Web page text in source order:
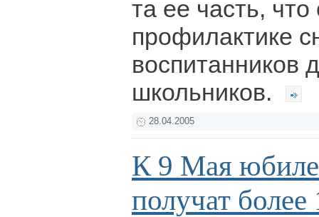
та ее часть, что
профилактике
воспитанников
школьников.
28.04.2005
К 9 Мая
получат